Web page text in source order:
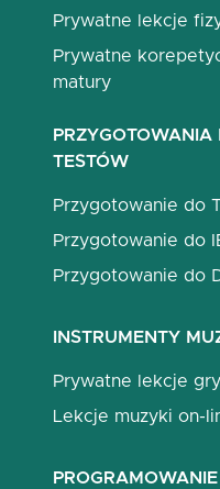
Prywatne lekcje
Prywatne
matury
PRZYGOTOWANIA
TESTÓW
Przygotowanie do
Przygotowanie do
Przygotowanie do
INSTRUMENTY
Prywatne lekcje
Lekcje muzyki on-